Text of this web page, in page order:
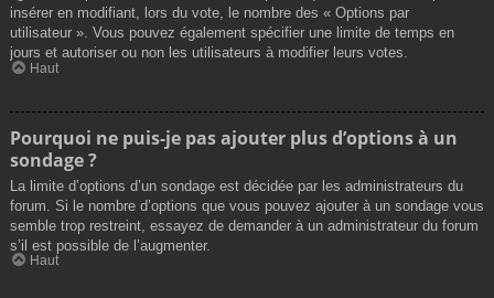
insérer en modifiant, lors du vote, le nombre des « Options par
utilisateur ». Vous pouvez également spécifier une limite de temps en
jours et autoriser ou non les utilisateurs à modifier leurs votes.
Haut
Pourquoi ne puis-je pas ajouter plus d’options à un
sondage ?
La limite d’options d’un sondage est décidée par les administrateurs du
forum. Si le nombre d’options que vous pouvez ajouter à un sondage vous
semble trop restreint, essayez de demander à un administrateur du forum
s’il est possible de l’augmenter.
Haut